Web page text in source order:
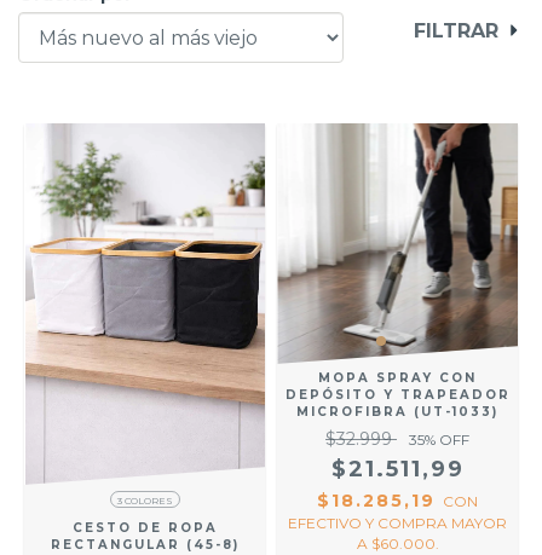
FILTRAR
3 COLORES
CESTO DE ROPA
RECTANGULAR (45-8)
MOPA SPRAY CON
DEPÓSITO Y TRAPEADOR
MICROFIBRA (UT-1033)
$32.999 35% OFF
$21.511,99
$18.285,19
CON
EFECTIVO Y COMPRA MAYOR
A $60.000.